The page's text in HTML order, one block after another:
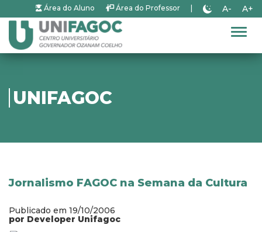
Área do Aluno Área do Professor A- A+
UNIFAGOC
Jornalismo FAGOC na Semana da Cultura
Publicado em 19/10/2006
por Developer Unifagoc